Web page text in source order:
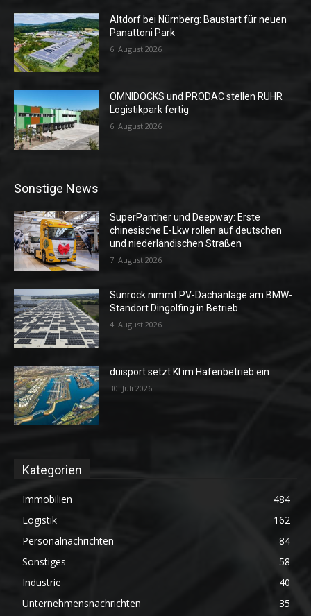
Altdorf bei Nürnberg: Baustart für neuen
Panattoni Park
6. August 2026
OMNIDOCKS und PRODAC stellen RUHR
Logistikpark fertig
6. August 2026
Sonstige News
SuperPanther und Deepway: Erste
chinesische E-Lkw rollen auf deutschen
und niederländischen Straßen
7. August 2026
Sunrock nimmt PV-Dachanlage am BMW-
Standort Dingolfing in Betrieb
4. August 2026
duisport setzt KI im Hafenbetrieb ein
30. Juli 2026
Kategorien
Immobilien
484
Logistik
162
Personalnachrichten
84
Sonstiges
58
Industrie
40
Unternehmensnachrichten
35